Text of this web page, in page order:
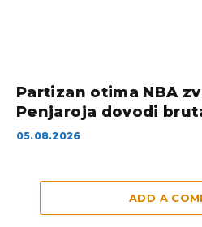
Partizan otima NBA
Penjaroja dovodi
05.08.2026
ADD A